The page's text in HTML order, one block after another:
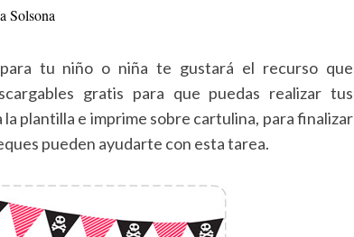
Solsona
tu niño o niña te gustará el recurso que
gratis para que puedas realizar tus
plantilla e imprime sobre cartulina, para finalizar
pueden ayudarte con esta tarea.